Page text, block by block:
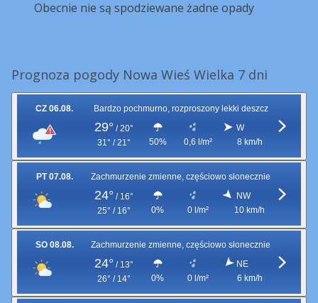
Obecnie nie są spodziewane żadne opady
Prognoza pogody Nowa Wieś Wielka 7 dni
CZ 06.08. Bardzo pochmurno, rozproszony lekki deszcz
29° / 20°
31° / 21°
50% 0,6 l/m²
W
8 km/h
PT 07.08. Zachmurzenie zmienne, częściowo słonecznie
24° / 16°
25° / 16°
0% 0 l/m²
NW
10 km/h
SO 08.08. Zachmurzenie zmienne, częściowo słonecznie
24° / 13°
26° / 14°
0% 0 l/m²
NE
6 km/h